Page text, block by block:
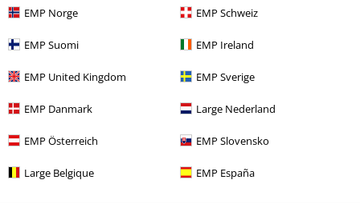
EMP Norge EMP Schweiz
EMP Suomi EMP Ireland
EMP United Kingdom EMP Sverige
EMP Danmark Large Nederland
EMP Österreich EMP Slovensko
Large Belgique EMP España
Stock faible Nouveau
€ 35,99
Return To Forever
LP
RÉÉDITION, Standard
Stock faible
€ 35,99
Blackout
Vinyle de couleur, ÉDITION
SPÉCIALE, Standard